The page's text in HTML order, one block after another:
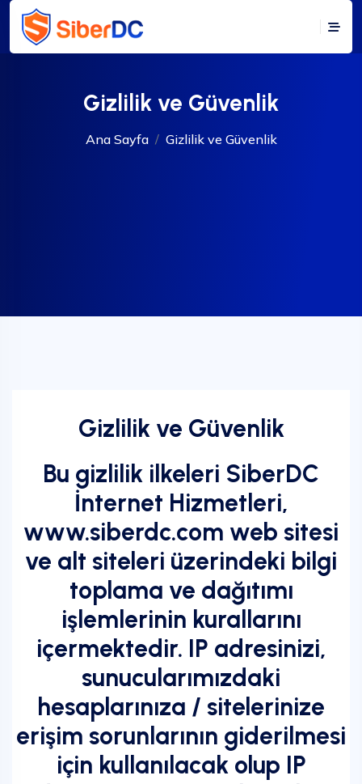
Gizlilik ve Güvenlik
Ana Sayfa Gizlilik ve Güvenlik
Gizlilik ve Güvenlik
Bu gizlilik ilkeleri SiberDC
İnternet Hizmetleri,
www.siberdc.com web sitesi
ve alt siteleri üzerindeki bilgi
toplama ve dağıtımı
işlemlerinin kurallarını
içermektedir. IP adresinizi,
sunucularımızdaki
hesaplarınıza / sitelerinize
erişim sorunlarının giderilmesi
için kullanılacak olup IP